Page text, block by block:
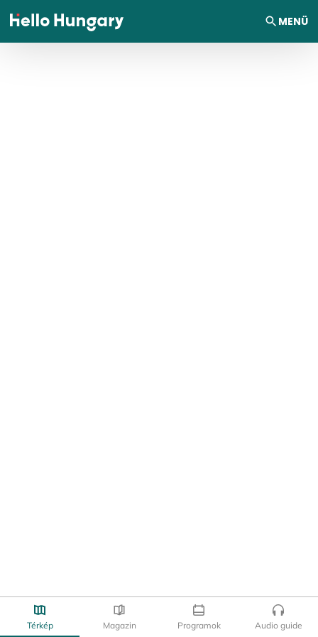
Ugrás a tartalomhoz MENÜ
Térkép Magazin Programok Audio guide